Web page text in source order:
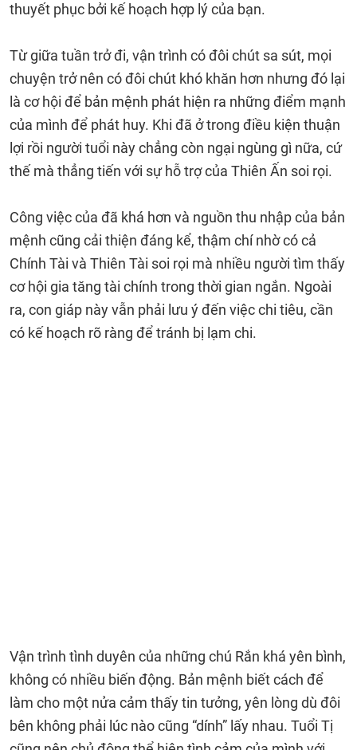
thuyết phục bởi kế hoạch hợp lý của bạn.
Từ giữa tuần trở đi, vận trình có đôi chút sa sút, mọi
chuyện trở nên có đôi chút khó khăn hơn nhưng đó lại
là cơ hội để bản mệnh phát hiện ra những điểm mạnh
của mình để phát huy. Khi đã ở trong điều kiện thuận
lợi rồi người tuổi này chẳng còn ngại ngùng gì nữa, cứ
thế mà thẳng tiến với sự hỗ trợ của Thiên Ấn soi rọi.
Công việc của đã khá hơn và nguồn thu nhập của bản
mệnh cũng cải thiện đáng kể, thậm chí nhờ có cả
Chính Tài và Thiên Tài soi rọi mà nhiều người tìm thấy
cơ hội gia tăng tài chính trong thời gian ngắn. Ngoài
ra, con giáp này vẫn phải lưu ý đến việc chi tiêu, cần
có kế hoạch rõ ràng để tránh bị lạm chi.
Vận trình tình duyên của những chú Rắn khá yên bình,
không có nhiều biến động. Bản mệnh biết cách để
làm cho một nửa cảm thấy tin tưởng, yên lòng dù đôi
bên không phải lúc nào cũng “dính” lấy nhau. Tuổi Tị